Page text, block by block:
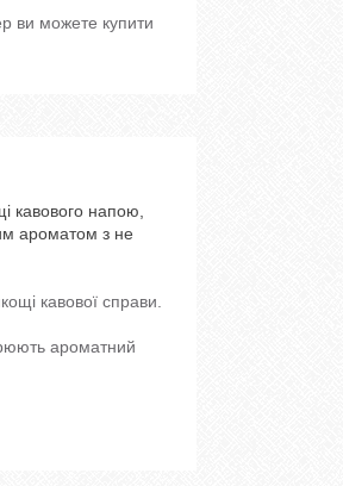
ви можете купити
кавового напою,
ароматом з не
кавової справи.
ароматний